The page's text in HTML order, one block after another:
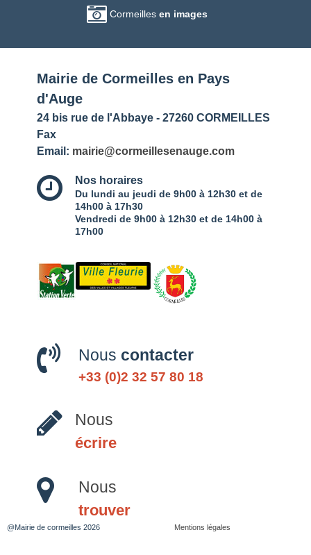
Cormeillesen images
Mairie de Cormeilles en Pays
d'Auge
24 bis rue de l'Abbaye - 27260 CORMEILLES
Fax
Email: mairie@cormeillesenauge.com
Nos horaires
Du lundi au jeudi de 9h00 à 12h30 et de
14h00 à 17h30
Vendredi de 9h00 à 12h30 et de 14h00 à
17h00
Nous contacter
+33 (0)2 32 57 80 18
Nous
écrire
Nous
trouver
@Mairie de cormeilles 2026 Mentions légales